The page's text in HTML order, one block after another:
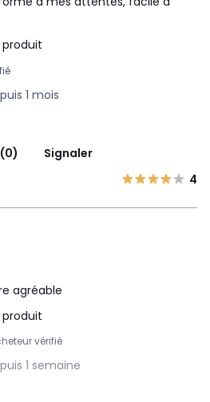
1 mois
Signaler
4
agréable
vérifié
1 semaine